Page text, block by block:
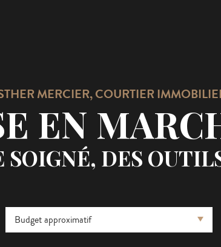
MERCIER,COURTIER
EN
SOIGNÉ, DES